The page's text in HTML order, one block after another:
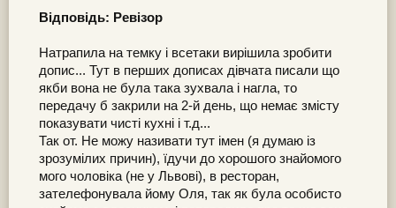
Відповідь: Ревізор
Натрапила на темку і всетаки вирішила зробити
допис... Тут в перших дописах дівчата писали що
якби вона не була така зухвала і нагла, то
передачу б закрили на 2-й день, що немає змісту
показувати чисті кухні і т.д...
Так от. Не можу називати тут імен (я думаю із
зрозумілих причин), їдучи до хорошого знайомого
мого чоловіка (не у Львові), в ресторан,
зателефонувала йому Оля, так як була особисто